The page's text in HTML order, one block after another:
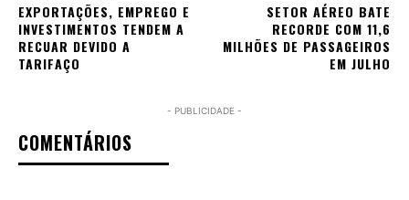
EXPORTAÇÕES, EMPREGO E
INVESTIMENTOS TENDEM A
RECUAR DEVIDO A
TARIFAÇO
SETOR AÉREO BATE
RECORDE COM 11,6
MILHÕES DE PASSAGEIROS
EM JULHO
- PUBLICIDADE -
COMENTÁRIOS